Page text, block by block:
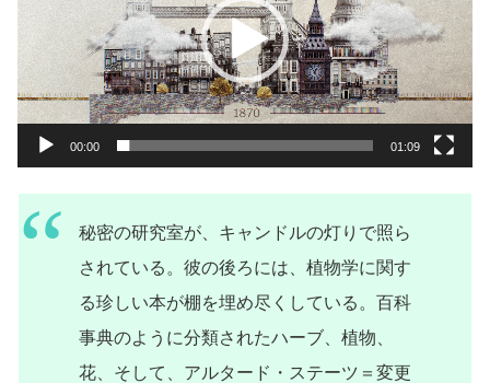
レ
ー
ヤ
00:00 01:09
秘密の研究室が、キャンドルの灯りで照ら
されている。彼の後ろには、植物学に関す
る珍しい本が棚を埋め尽くしている。百科
事典のように分類されたハーブ、植物、
花、そして、アルタード・ステーツ＝変更